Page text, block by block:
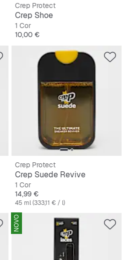
Crep Protect
Crep Shoe
1 Cor
Preço
10,00 €
Crep Protect
Crep Suede Revive
1 Cor
Preço
14,99 €
45 ml (333,11 € / l)
NOVO